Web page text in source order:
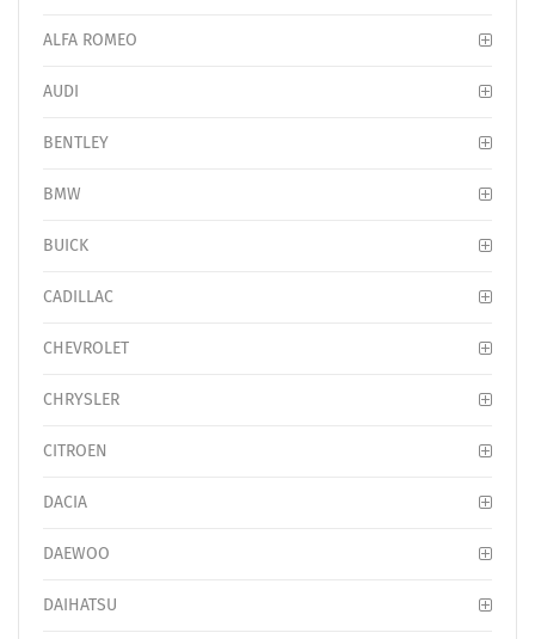
ALFA ROMEO
AUDI
BENTLEY
BMW
BUICK
CADILLAC
CHEVROLET
CHRYSLER
CITROEN
DACIA
DAEWOO
DAIHATSU